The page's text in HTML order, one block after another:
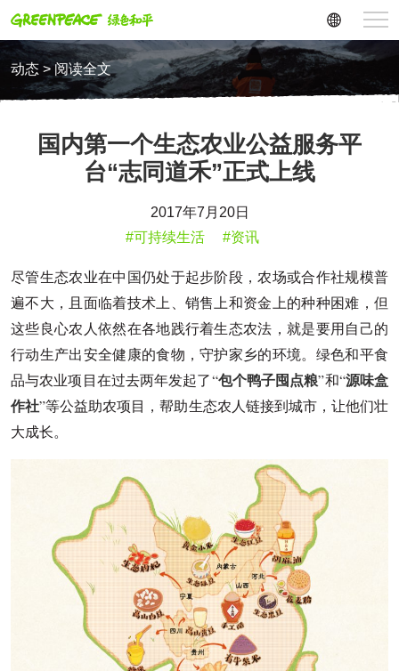
动态 > 阅读全文
国内第一个生态农业公益服务平
台“志同道禾”正式上线
2017年7月20日
#可持续生活
#资讯
尽管生态农业在中国仍处于起步阶段，农场或合作社规模普
遍不大，且面临着技术上、销售上和资金上的种种困难，但
这些良心农人依然在各地践行着生态农法，就是要用自己的
行动生产出安全健康的食物，守护家乡的环境。绿色和平食
品与农业项目在过去两年发起了“包个鸭子囤点粮”和“源味盒
作社”等公益助农项目，帮助生态农人链接到城市，让他们壮
大成长。